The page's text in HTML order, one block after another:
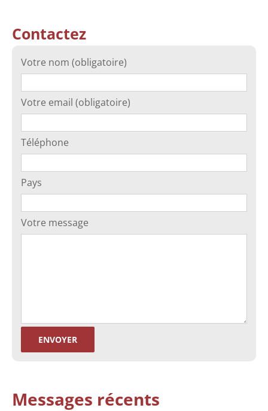
Contactez
Votre nom (obligatoire)
Votre email (obligatoire)
Téléphone
Pays
Votre message
Messages récents